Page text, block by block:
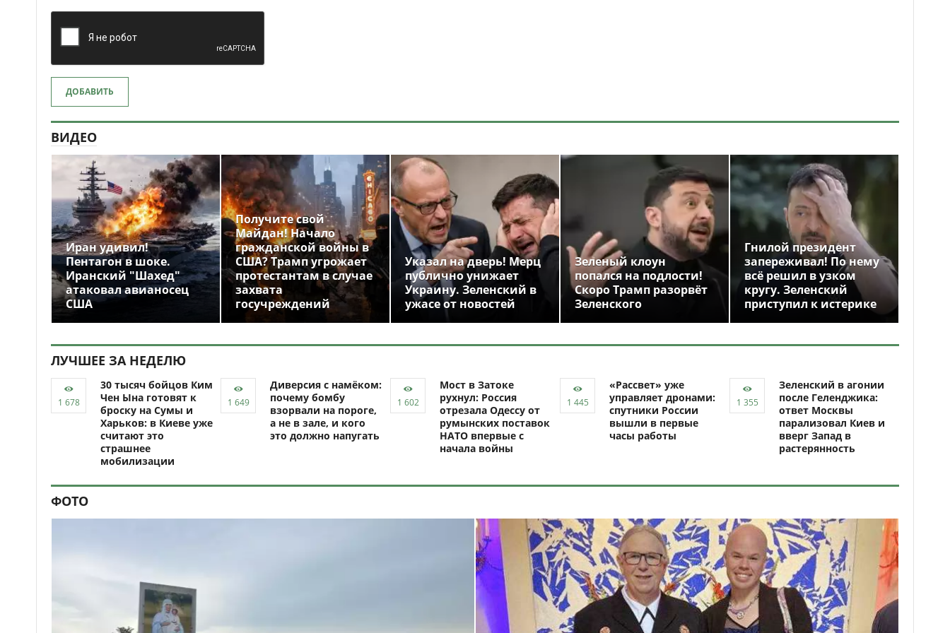
ДОБАВИТЬ
ВИДЕО
Иран удивил!
Пентагон в шоке.
Иранский "Шахед"
атаковал авианосец
США
Получите свой
Майдан! Начало
гражданской войны в
США? Трамп угрожает
протестантам в случае
захвата
госучреждений
Указал на дверь! Мерц
публично унижает
Украину. Зеленский в
ужасе от новостей
Зеленый клоун
попался на подлости!
Скоро Трамп разорвёт
Зеленского
Гнилой президент
запереживал! По нему
всё решил в узком
кругу. Зеленский
приступил к истерике
ЛУЧШЕЕ ЗА НЕДЕЛЮ
30 тысяч бойцов Ким
Чен Ына готовят к
броску на Сумы и
Харьков: в Киеве уже
считают это
страшнее
мобилизации
Диверсия с намёком:
почему бомбу
взорвали на пороге,
а не в зале, и кого
это должно напугать
Мост в Затоке
рухнул: Россия
отрезала Одессу от
румынских поставок
НАТО впервые с
начала войны
«Рассвет» уже
управляет дронами:
спутники России
вышли в первые
часы работы
Зеленский в агонии
после Геленджика:
ответ Москвы
парализовал Киев и
вверг Запад в
растерянность
ФОТО